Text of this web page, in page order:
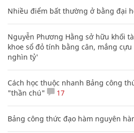
Nhiều điểm bất thường ở bằng đại
Nguyễn Phương Hằng sở hữu khối
khoe sổ đỏ tính bằng cân, mắng
nghìn tỷ'
Cách học thuộc nhanh Bảng công
"thần chú"
17
Bảng công thức đạo hàm nguyên